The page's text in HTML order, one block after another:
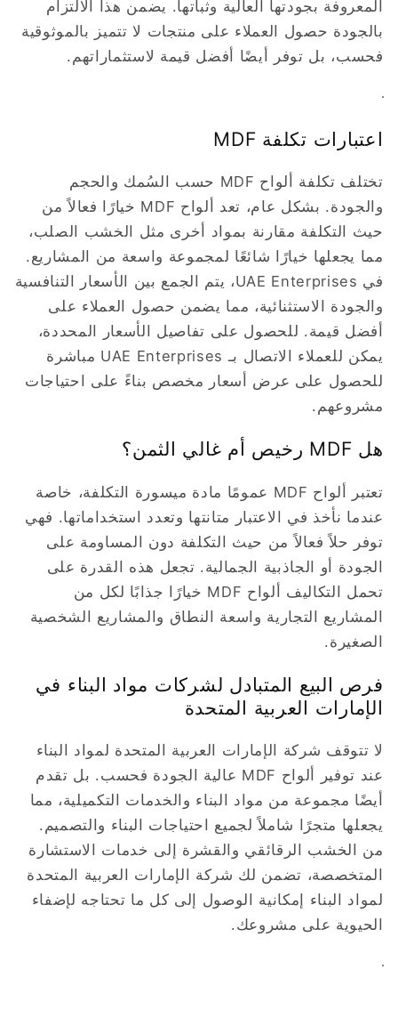
المعروفة بجودتها العالية وثباتها. يضمن هذا الالتزام
بالجودة حصول العملاء على منتجات لا تتميز بالموثوقية
فحسب، بل توفر أيضًا أفضل قيمة لاستثماراتهم.
اعتبارات تكلفة MDF
تختلف تكلفة ألواح MDF حسب السُمك والحجم
والجودة. بشكل عام، تعد ألواح MDF خيارًا فعالاً من
حيث التكلفة مقارنة بمواد أخرى مثل الخشب الصلب،
مما يجعلها خيارًا شائعًا لمجموعة واسعة من المشاريع.
في UAE Enterprises، يتم الجمع بين الأسعار التنافسية
والجودة الاستثنائية، مما يضمن حصول العملاء على
أفضل قيمة. للحصول على تفاصيل الأسعار المحددة،
يمكن للعملاء الاتصال بـ UAE Enterprises مباشرة
للحصول على عرض أسعار مخصص بناءً على احتياجات
مشروعهم.
هل MDF رخيص أم غالي الثمن؟
تعتبر ألواح MDF عمومًا مادة ميسورة التكلفة، خاصة
عندما نأخذ في الاعتبار متانتها وتعدد استخداماتها. فهي
توفر حلاً فعالاً من حيث التكلفة دون المساومة على
الجودة أو الجاذبية الجمالية. تجعل هذه القدرة على
تحمل التكاليف ألواح MDF خيارًا جذابًا لكل من
المشاريع التجارية واسعة النطاق والمشاريع الشخصية
الصغيرة.
فرص البيع المتبادل لشركات مواد البناء في
الإمارات العربية المتحدة
لا تتوقف شركة الإمارات العربية المتحدة لمواد البناء
عند توفير ألواح MDF عالية الجودة فحسب. بل تقدم
أيضًا مجموعة من مواد البناء والخدمات التكميلية، مما
يجعلها متجرًا شاملاً لجميع احتياجات البناء والتصميم.
من الخشب الرقائقي والقشرة إلى خدمات الاستشارة
المتخصصة، تضمن لك شركة الإمارات العربية المتحدة
لمواد البناء إمكانية الوصول إلى كل ما تحتاجه لإضفاء
الحيوية على مشروعك.